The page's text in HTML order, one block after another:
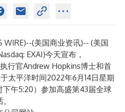
WIRE)--(美国商业资讯)-- (美国
EXAI)今天宣布，
行官Andrew Hopkins博士和首
太平洋时间2022年6月14日星期
午5:20）参加高盛第43届全球